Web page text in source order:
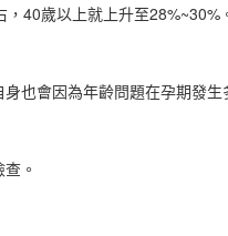
40歲以上就上升至
也會因為年齡問題在孕期發
。